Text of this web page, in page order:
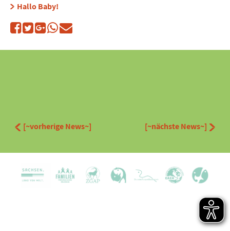
Hallo Baby!
[~vorherige News~] [~nächste News~]